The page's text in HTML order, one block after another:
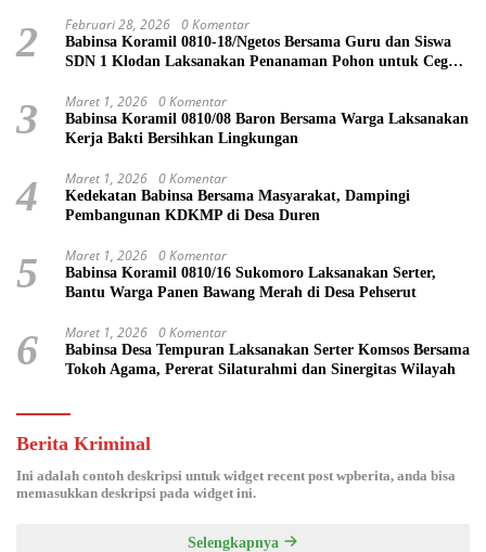
2 Februari 28, 2026 0 Komentar
Babinsa Koramil 0810-18/Ngetos Bersama Guru dan Siswa
SDN 1 Klodan Laksanakan Penanaman Pohon untuk Cegah
3 Maret 1, 2026 0 Komentar
Babinsa Koramil 0810/08 Baron Bersama Warga Laksanakan
Kerja Bakti Bersihkan Lingkungan
4 Maret 1, 2026 0 Komentar
Kedekatan Babinsa Bersama Masyarakat, Dampingi
Pembangunan KDKMP di Desa Duren
5 Maret 1, 2026 0 Komentar
Babinsa Koramil 0810/16 Sukomoro Laksanakan Serter,
Bantu Warga Panen Bawang Merah di Desa Pehserut
6 Maret 1, 2026 0 Komentar
Babinsa Desa Tempuran Laksanakan Serter Komsos Bersama
Tokoh Agama, Pererat Silaturahmi dan Sinergitas Wilayah
Berita Kriminal
Ini adalah contoh deskripsi untuk widget recent post wpberita, anda bisa
memasukkan deskripsi pada widget ini.
Selengkapnya